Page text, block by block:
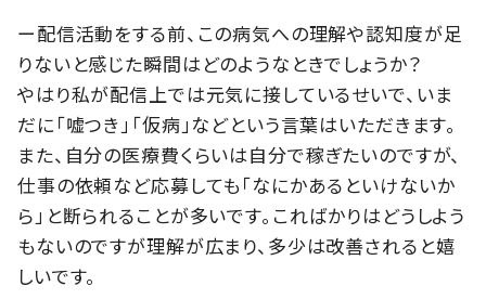
ー配信活動をする前、この病気への理解や認知度が足
りないと感じた瞬間はどのようなときでしょうか？
やはり私が配信上では元気に接しているせいで、いま
だに「嘘つき」「仮病」などという言葉はいただきます。
また、自分の医療費くらいは自分で稼ぎたいのですが、
仕事の依頼など応募しても「なにかあるといけないか
ら」と断られることが多いです。こればかりはどうしよう
もないのですが理解が広まり、多少は改善されると嬉
しいです。